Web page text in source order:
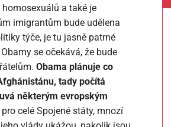
a také je
imigrantům bude udělena
týče, je tu jasně patrné
se očekává, že bude
Obama plánuje co
tady počítá
některým evropským
celé Spojené státy, mnozí